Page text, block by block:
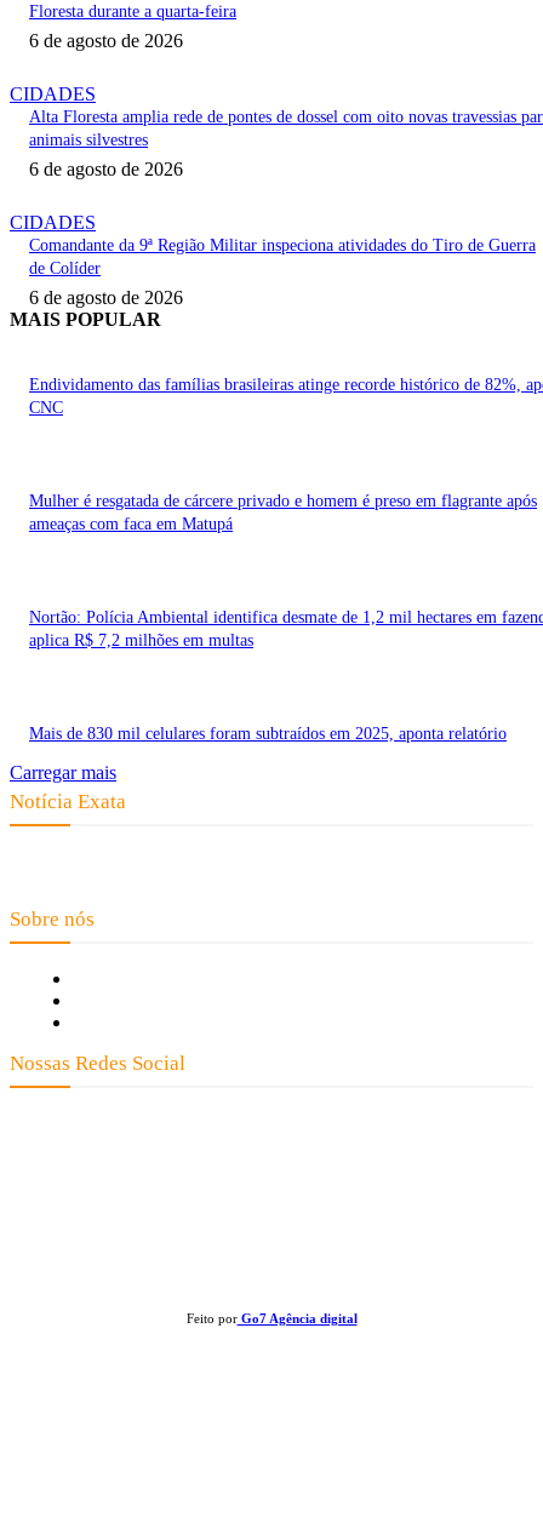
Floresta durante a quarta-feira
6 de agosto de 2026
CIDADES
Alta Floresta amplia rede de pontes de dossel com oito novas travessias
animais silvestres
6 de agosto de 2026
CIDADES
Comandante da 9ª Região Militar inspeciona atividades do Tiro de Guerra
de Colíder
6 de agosto de 2026
MAIS POPULAR
Endividamento das famílias brasileiras atinge recorde histórico de 82%,
CNC
Mulher é resgatada de cárcere privado e homem é preso em flagrante após
ameaças com faca em Matupá
Nortão: Polícia Ambiental identifica desmate de 1,2 mil hectares em
aplica R$ 7,2 milhões em multas
Mais de 830 mil celulares foram subtraídos em 2025, aponta relatório
Carregar mais
Notícia Exata
Sobre nós
Nossas Redes Social
Feito porGo7 Agência digital